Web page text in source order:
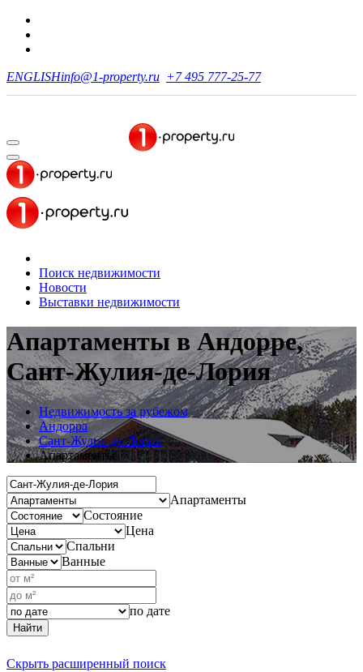
ENGLISHinfo@1-property.ru +7 495 777-25-77
Поиск недвижимости
Новости
Выставки недвижимости
Апартаменты в Андорре,
Сант-Жулия-де-Лория
Недвижимость за рубежом
Андорра
Сант-Жулия-де-Лория
Апартаменты
Апартаменты
Состояние
Цена
Спальни
Ванные
по дате
Найти
Скрыть расширенный поиск